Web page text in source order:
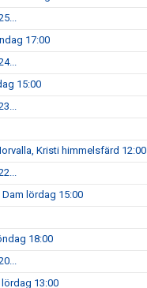
17:00
15:00
Kristi himmelsfärd 12:00
lördag 15:00
18:00
13:00